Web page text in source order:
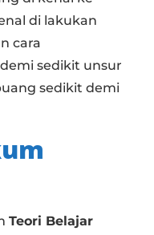
di lakukan
cara
sedikit unsur
sedikit demi
Teori Belajar